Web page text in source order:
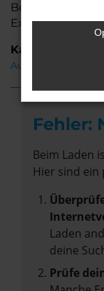
Besuchen Sie
Expertenteam
Kategorie
Audi A4
Fehler:
Beim Laden
Hier sind ein
Laden
deine
Prüfe